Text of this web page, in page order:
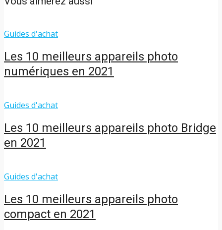
Guides d'achat
Les 10 meilleurs appareils photo
numériques en 2021
Guides d'achat
Les 10 meilleurs appareils photo Bridge
en 2021
Guides d'achat
Les 10 meilleurs appareils photo
compact en 2021